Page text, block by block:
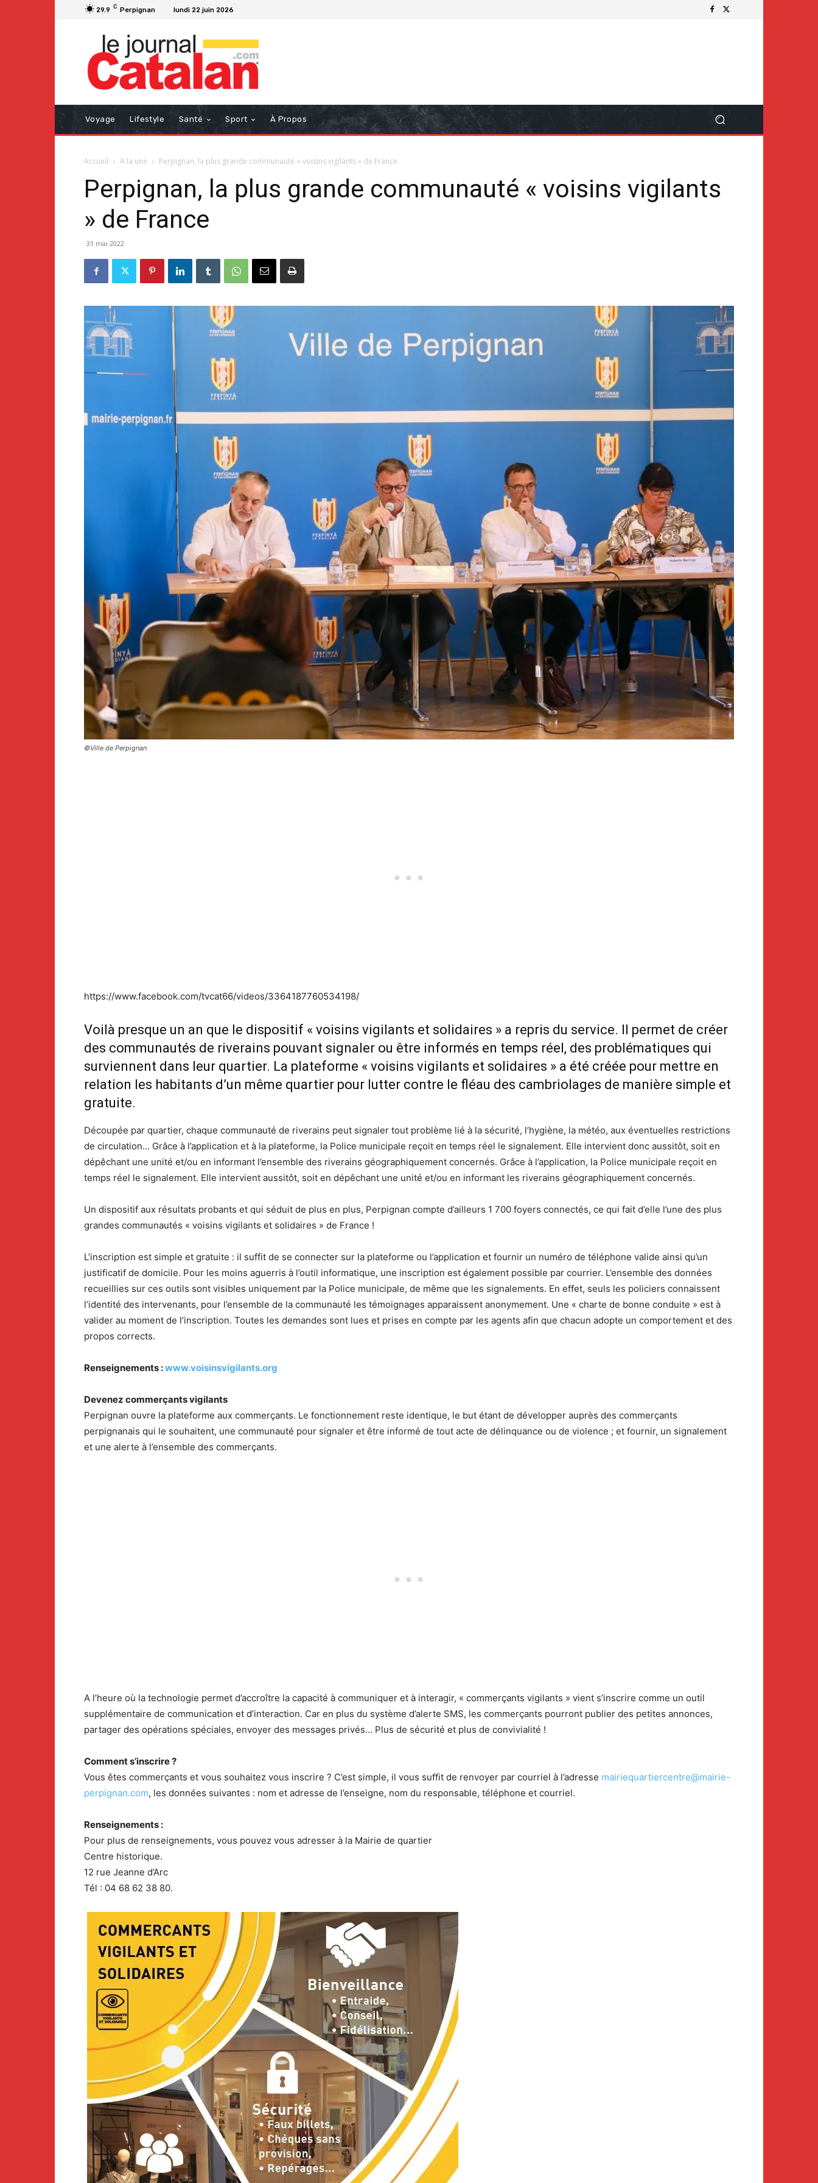
29.9 C Perpignan lundi 22 juin 2026
Voyage Lifestyle Santé Sport À Propos
Accueil A la une Perpignan, la plus grande communauté « voisins vigilants » de France
Perpignan, la plus grande communauté « voisins vigilants
» de France
31 mai 2022
©Ville de Perpignan
https://www.facebook.com/tvcat66/videos/3364187760534198/
Voilà presque un an que le dispositif « voisins vigilants et solidaires » a repris du service. Il permet de créer
des communautés de riverains pouvant signaler ou être informés en temps réel, des problématiques qui
surviennent dans leur quartier. La plateforme « voisins vigilants et solidaires » a été créée pour mettre en
relation les habitants d’un même quartier pour lutter contre le fléau des cambriolages de manière simple et
gratuite.
Découpée par quartier, chaque communauté de riverains peut signaler tout problème lié à la sécurité, l’hygiène, la météo, aux éventuelles restrictions
de circulation… Grâce à l’application et à la plateforme, la Police municipale reçoit en temps réel le signalement. Elle intervient donc aussitôt, soit en
dépêchant une unité et/ou en informant l’ensemble des riverains géographiquement concernés. Grâce à l’application, la Police municipale reçoit en
temps réel le signalement. Elle intervient aussitôt, soit en dépêchant une unité et/ou en informant les riverains géographiquement concernés.
Un dispositif aux résultats probants et qui séduit de plus en plus, Perpignan compte d’ailleurs 1 700 foyers connectés, ce qui fait d’elle l’une des plus
grandes communautés « voisins vigilants et solidaires » de France !
L’inscription est simple et gratuite : il suffit de se connecter sur la plateforme ou l’application et fournir un numéro de téléphone valide ainsi qu’un
justificatif de domicile. Pour les moins aguerris à l’outil informatique, une inscription est également possible par courrier. L’ensemble des données
recueillies sur ces outils sont visibles uniquement par la Police municipale, de même que les signalements. En effet, seuls les policiers connaissent
l’identité des intervenants, pour l’ensemble de la communauté les témoignages apparaissent anonymement. Une « charte de bonne conduite » est à
valider au moment de l’inscription. Toutes les demandes sont lues et prises en compte par les agents afin que chacun adopte un comportement et des
propos corrects.
Renseignements :www.voisinsvigilants.org
Devenez commerçants vigilants
Perpignan ouvre la plateforme aux commerçants. Le fonctionnement reste identique, le but étant de développer auprès des commerçants
perpignanais qui le souhaitent, une communauté pour signaler et être informé de tout acte de délinquance ou de violence ; et fournir, un signalement
et une alerte à l’ensemble des commerçants.
A l’heure où la technologie permet d’accroître la capacité à communiquer et à interagir, « commerçants vigilants » vient s’inscrire comme un outil
supplémentaire de communication et d’interaction. Car en plus du système d’alerte SMS, les commerçants pourront publier des petites annonces,
partager des opérations spéciales, envoyer des messages privés… Plus de sécurité et plus de convivialité !
Comment s’inscrire ?
Vous êtes commerçants et vous souhaitez vous inscrire ? C’est simple, il vous suffit de renvoyer par courriel à l’adresse mairiequartiercentre@mairie-
perpignan.com, les données suivantes : nom et adresse de l’enseigne, nom du responsable, téléphone et courriel.
Renseignements :
Pour plus de renseignements, vous pouvez vous adresser à la Mairie de quartier
Centre historique.
12 rue Jeanne d’Arc
Tél : 04 68 62 38 80.